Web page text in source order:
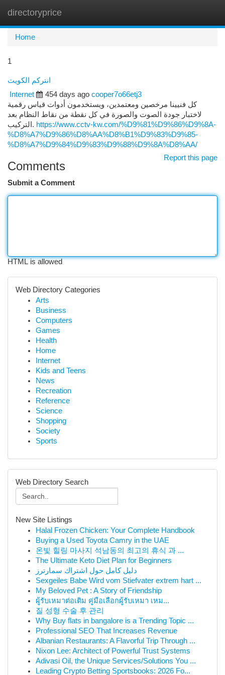
directoryprice
Home
1
انتركم الكويت
Internet
454 days ago cooper7o66etj3
كل فنيينا مرخصين ومعتمدين، ويستخدمون أدوات قياس رقمية
لاختبار جودة الصوت والصورة في كل نقطة من نقاط النظام بعد
التركيب. https://www.cctv-kw.com/%D9%81%D9%86%D9%8A-
%D8%A7%D9%86%D8%AA%D8%B1%D9%83%D9%85-
%D8%A7%D9%84%D9%83%D9%88%D9%8A%D8%AA/
Report this page
Comments
Submit a Comment
HTML is allowed
Web Directory Categories
Arts
Business
Computers
Games
Health
Home
Internet
Kids and Teens
News
Recreation
Reference
Science
Shopping
Society
Sports
Web Directory Search
New Site Listings
Halal Frozen Chicken: Your Complete Handbook
Buying a Used Toyota Camry in the UAE
온빛 힐링 마사지 석남동의 최고의 휴식 과 ...
The Ultimate Keto Diet Plan for Beginners
دليل كامل حول اشتراك سمارترز
Sexgeiles Babe Wird vom Stiefvater extrem hart ...
My Beloved Pet : A Story of Friendship
ผู้รับเหมาต่อเติม คู่มือเลือกผู้รับเหมา เหม...
질 성형 수술 후 관리
Why Buy flats in bangalore is a Trending Topic ...
Professional SEO That Increases Revenue
Albanian Restaurants: A Flavorful Trip Through ...
Nixon Lee: Architect of Powerful Trust Systems
Adivasi Oil, the Unique Services/Solutions You ...
Leading Crypto Betting Sportsbooks: 2026 Fo...